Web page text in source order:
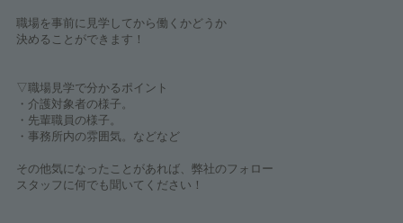
職場を事前に見学してから働くかどうか
決めることができます！
▽職場見学で分かるポイント
・介護対象者の様子。
・先輩職員の様子。
・事務所内の雰囲気。などなど
その他気になったことがあれば、弊社のフォロー
スタッフに何でも聞いてください！